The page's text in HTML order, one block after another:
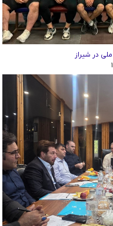
در شیراز